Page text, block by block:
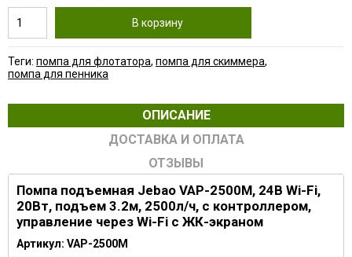
В корзину
Теги: помпа для флотатора, помпа для скиммера,
помпа для пенника
ОПИСАНИЕ
ДОСТАВКА И ОПЛАТА
ОТЗЫВЫ
Помпа подъемная Jebao VAP-2500M, 24В Wi-Fi,
20Вт, подъем 3.2м, 2500л/ч, с контроллером,
управление через Wi-Fi c ЖК-экраном
Артикул: VAP-2500M